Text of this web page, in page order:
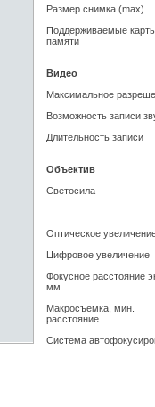
Размер снимка (max)
Поддерживаемые
памяти
Видео
Максимальное
Возможность записи
Длительность записи
Объектив
Светосила
Оптическое
Цифровое увеличение
Фокусное расстояние
мм
Макросъемка, мин.
расстояние
Система